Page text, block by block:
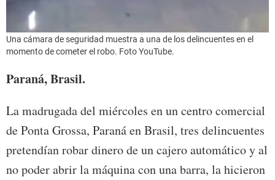
Una cámara de seguridad muestra a una de los delincuentes en el
momento de cometer el robo. Foto YouTube.
Paraná, Brasil.
La madrugada del miércoles en un centro comercial
de Ponta Grossa, Paraná en Brasil, tres delincuentes
pretendían robar dinero de un cajero automático y al
no poder abrir la máquina con una barra, la hicieron